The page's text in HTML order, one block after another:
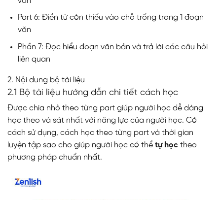
Part 6: Điền từ còn thiếu vào chỗ trống trong 1 đoạn
văn
Phần 7: Đọc hiểu đoạn văn bản và trả lời các câu hỏi
liên quan
2. Nội dung bộ tài liệu
2.1 Bộ tài liệu hướng dẫn chi tiết cách học
Được chia nhỏ theo từng part giúp người học dễ dàng
học theo và sát nhất với năng lực của người học. Có
cách sử dụng, cách học theo từng part và thời gian
luyện tập sao cho giúp người học có thể tự học theo
phương pháp chuẩn nhất.